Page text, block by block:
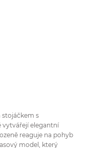
stojáčkem s
vytvářejí elegantní
reaguje na pohyb
model, který